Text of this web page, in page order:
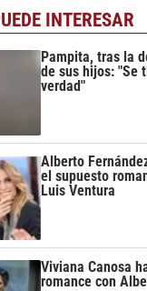
INTERESAR
Pampita, tras la
de sus hijos: "Se
verdad"
Alberto
el supuesto
Luis Ventura
Viviana Canosa
romance con